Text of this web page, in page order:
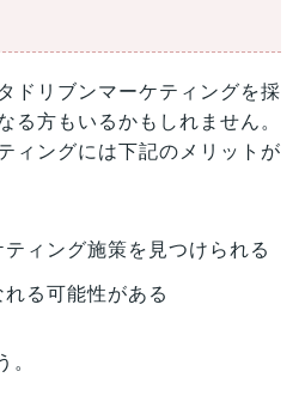
ドリブンマーケティングを採
る方もいるかもしれません。
ィングには下記のメリットが
ィング施策を見つけられる
る可能性がある
。